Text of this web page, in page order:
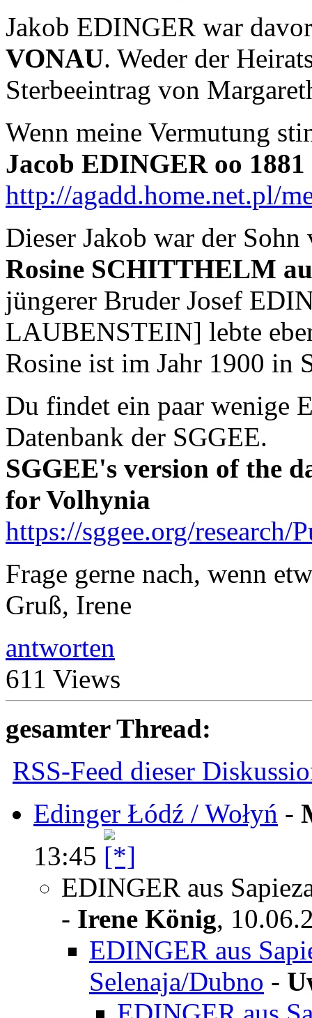
Jakob EDINGER war
VONAU. Weder der
Sterbeeintrag von
Wenn meine Vermutung
Jacob EDINGER oo
http://agadd.home.net.pl/
Dieser Jakob war der
Rosine SCHITTHELM
jüngerer Bruder Josef
LAUBENSTEIN] lebte
Rosine ist im Jahr 1900 in
Du findet ein paar wenige
Datenbank der SGGEE.
SGGEE's version of the
for Volhynia
https://sggee.org/research/
Frage gerne nach, wenn
Gruß, Irene
antworten
611 Views
gesamter Thread:
RSS-Feed dieser
Edinger Łódź / Wołyń -
13:45
EDINGER aus
- Irene König,
EDINGER aus
Selenaja/Dubno -